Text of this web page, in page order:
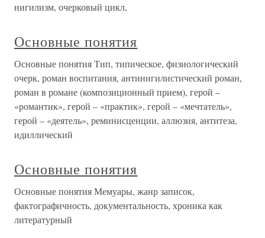
нигилизм, очерковый цикл,
Основные понятия
Основные понятия Тип, типическое, физиологический
очерк, роман воспитания, антинигилистический роман,
роман в романе (композиционный прием), герой –
«романтик», герой – «практик», герой – «мечтатель»,
герой – «деятель», реминисценции, аллюзия, антитеза,
идиллический
Основные понятия
Основные понятия Мемуары, жанр записок,
фактографичность, документальность, хроника как
литературный